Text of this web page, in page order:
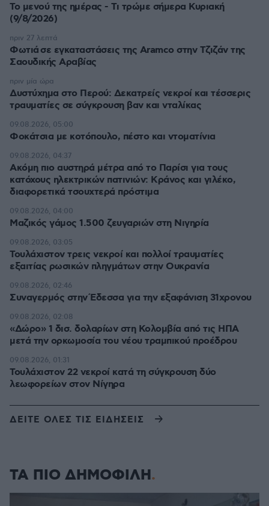
Το μενού της ημέρας - Τι τρώμε σήμερα Κυριακή
(9/8/2026)
Φωτιά σε εγκαταστάσεις της Aramco στην Τζιζάν της
Σαουδικής Αραβίας
πριν 27 λεπτά
Δυστύχημα στο Περού: Δεκατρείς νεκροί και τέσσερις
τραυματίες σε σύγκρουση βαν και νταλίκας
πριν μία ώρα
Φοκάτσια με κοτόπουλο, πέστο και ντοματίνια
09.08.2026, 05:00
Ακόμη πιο αυστηρά μέτρα από το Παρίσι για τους
κατόχους ηλεκτρικών πατινιών: Κράνος και γιλέκο,
διαφορετικά τσουχτερά πρόστιμα
09.08.2026, 04:37
Μαζικός γάμος 1.500 ζευγαριών στη Νιγηρία
09.08.2026, 04:00
Τουλάχιστον τρεις νεκροί και πολλοί τραυματίες
εξαιτίας ρωσικών πληγμάτων στην Ουκρανία
09.08.2026, 03:05
Συναγερμός στην Έδεσσα για την εξαφάνιση 31χρονου
09.08.2026, 02:46
«Δώρο» 1 δισ. δολαρίων στη Κολομβία από τις ΗΠΑ
μετά την ορκωμοσία του νέου τραμπικού προέδρου
09.08.2026, 02:08
Τουλάχιστον 22 νεκροί κατά τη σύγκρουση δύο
λεωφορείων στον Νίγηρα
09.08.2026, 01:31
ΔΕΙΤΕ ΟΛΕΣ ΤΙΣ ΕΙΔΗΣΕΙΣ
ΤΑ ΠΙΟ ΔΗΜΟΦΙΛΗ